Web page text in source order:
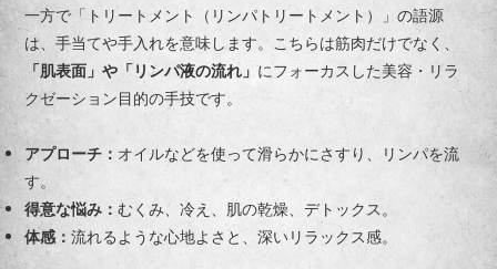
一方で「トリートメント（リンパトリートメント）」の語源
は、手当てや手入れを意味します。こちらは筋肉だけでなく、
「肌表面」や「リンパ液の流れ」 にフォーカスした美容・リラ
クゼーション目的の手技です。
アプローチ： オイルなどを使って滑らかにさすり、リンパを流
す。
得意な悩み：むくみ、冷え、肌の乾燥、デトックス。
体感：流れるような心地よさと、深いリラックス感。